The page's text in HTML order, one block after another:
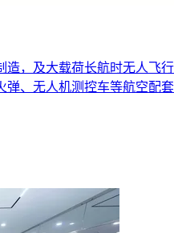
造，及大载荷长航时无人飞
弹、无人机测控车等航空配